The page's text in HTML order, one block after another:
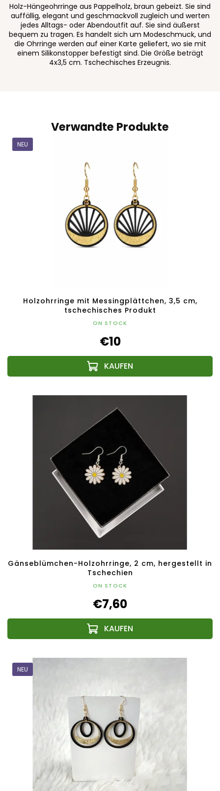
Verwandte Produkte
NEU
Holzohrringe mit Messingplättchen, 3,5 cm,
tschechisches Produkt
ON STOCK
€10
Gänseblümchen-Holzohrringe, 2 cm, hergestellt in
Tschechien
ON STOCK
€7,60
NEU
Holz-Hängeohrringe aus Pappelholz, braun gebeizt. Sie sind
auffällig, elegant und geschmackvoll zugleich und werten
jedes Alltags- oder Abendoutfit auf. Sie sind äußerst
bequem zu tragen. Es handelt sich um Modeschmuck, und
die Ohrringe werden auf einer Karte geliefert, wo sie mit
einem Silikonstopper befestigt sind. Die Größe beträgt
4x3,5 cm. Tschechisches Erzeugnis.